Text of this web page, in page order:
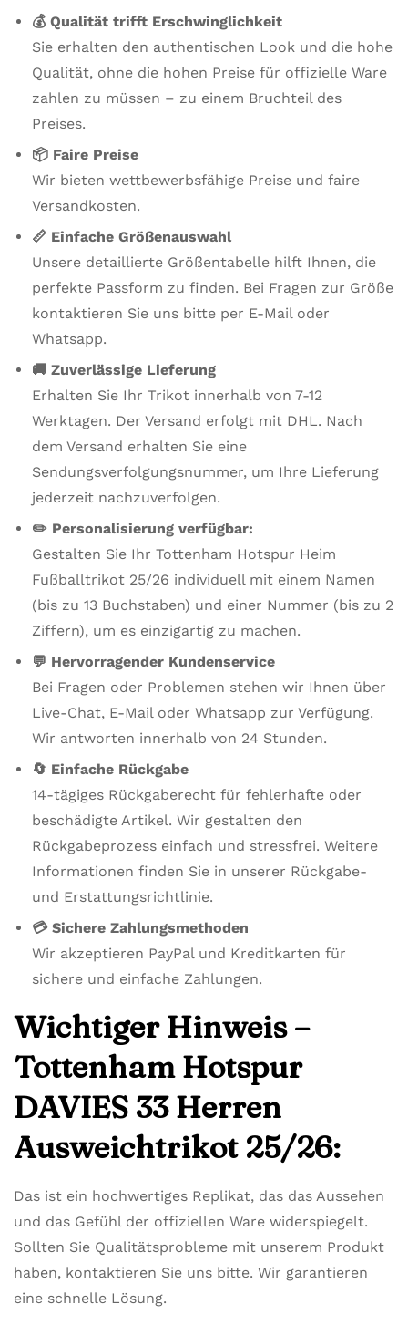
💰 Qualität trifft Erschwinglichkeit
Sie erhalten den authentischen Look und die hohe
Qualität, ohne die hohen Preise für offizielle Ware
zahlen zu müssen – zu einem Bruchteil des
Preises.
📦 Faire Preise
Wir bieten wettbewerbsfähige Preise und faire
Versandkosten.
📏 Einfache Größenauswahl
Unsere detaillierte Größentabelle hilft Ihnen, die
perfekte Passform zu finden. Bei Fragen zur Größe
kontaktieren Sie uns bitte per E-Mail oder
Whatsapp.
🚚 Zuverlässige Lieferung
Erhalten Sie Ihr Trikot innerhalb von 7-12
Werktagen. Der Versand erfolgt mit DHL. Nach
dem Versand erhalten Sie eine
Sendungsverfolgungsnummer, um Ihre Lieferung
jederzeit nachzuverfolgen.
✏️ Personalisierung verfügbar:
Gestalten Sie Ihr Tottenham Hotspur Heim
Fußballtrikot 25/26 individuell mit einem Namen
(bis zu 13 Buchstaben) und einer Nummer (bis zu 2
Ziffern), um es einzigartig zu machen.
💬 Hervorragender Kundenservice
Bei Fragen oder Problemen stehen wir Ihnen über
Live-Chat, E-Mail oder Whatsapp zur Verfügung.
Wir antworten innerhalb von 24 Stunden.
🔄 Einfache Rückgabe
14-tägiges Rückgaberecht für fehlerhafte oder
beschädigte Artikel. Wir gestalten den
Rückgabeprozess einfach und stressfrei. Weitere
Informationen finden Sie in unserer Rückgabe-
und Erstattungsrichtlinie.
💳 Sichere Zahlungsmethoden
Wir akzeptieren PayPal und Kreditkarten für
sichere und einfache Zahlungen.
Wichtiger Hinweis –
Tottenham Hotspur
DAVIES 33 Herren
Ausweichtrikot 25/26:
Das ist ein hochwertiges Replikat, das das Aussehen
und das Gefühl der offiziellen Ware widerspiegelt.
Sollten Sie Qualitätsprobleme mit unserem Produkt
haben, kontaktieren Sie uns bitte. Wir garantieren
eine schnelle Lösung.